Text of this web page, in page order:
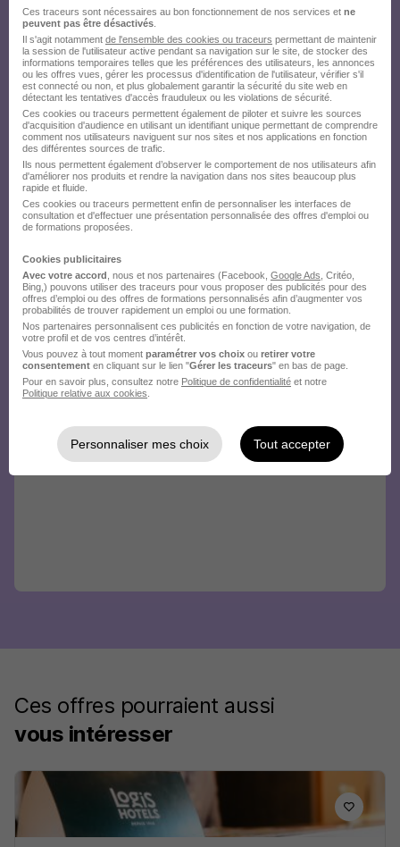
Ces offres pourraient aussi
vous intéresser
Ces traceurs sont nécessaires au bon fonctionnement de nos services et ne
peuvent pas être désactivés
Il s'agit notamment de l'ensemble des cookies ou traceurs permettant de maintenir
la session de l'utilisateur active pendant sa navigation sur le site, de stocker des
informations temporaires telles que les préférences des utilisateurs, les annonces
ou les offres vues, gérer les processus d'identification de l'utilisateur, vérifier s'il
est connecté ou non, et plus globalement garantir la sécurité du site web en
détectant les tentatives d'accès frauduleux ou les violations de sécurité.
Ces cookies ou traceurs permettent également de piloter et suivre les sources
d'acquisition d'audience en utilisant un identifiant unique permettant de comprendre
comment nos utilisateurs naviguent sur nos sites et nos applications en fonction
des différentes sources de trafic.
Ils nous permettent également d’observer le comportement de nos utilisateurs afin
d'améliorer nos produits et rendre la navigation dans nos sites beaucoup plus
rapide et fluide.
Ces cookies ou traceurs permettent enfin de personnaliser les interfaces de
consultation et d'effectuer une présentation personnalisée des offres d'emploi ou
de formations proposées.
Cookies publicitaires
Avec votre accord , nous et nos partenaires (Facebook, Google Ads , Critéo,
Bing,) pouvons utiliser des traceurs pour vous proposer des publicités pour des
offres d’emploi ou des offres de formations personnalisés afin d’augmenter vos
probabilités de trouver rapidement un emploi ou une formation.
Nos partenaires personnalisent ces publicités en fonction de votre navigation, de
votre profil et de vos centres d’intérêt.
Vous pouvez à tout moment paramétrer vos choix ou retirer votre
consentement en cliquant sur le lien "Gérer les traceurs" en bas de page.
Pour en savoir plus, consultez notre Politique de confidentialité et notre
Politique relative aux cookies
Personnaliser mes choix Tout accepter